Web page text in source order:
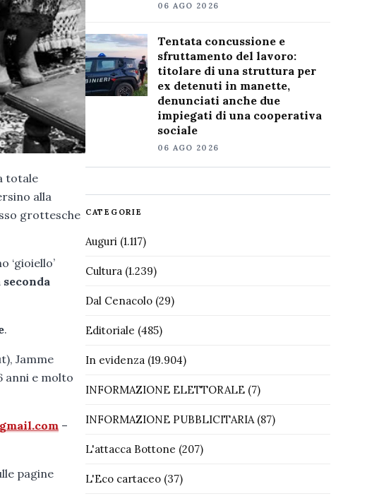
totale
alla
grottesche
‘gioiello’
.
Jamme
anni e molto
–
pagine
06 AGO 2026
Tentata concussione e
sfruttamento del lavoro:
titolare di una struttura per
ex detenuti in manette,
denunciati anche due
impiegati di una cooperativa
sociale
06 AGO 2026
CATEGORIE
Auguri(1.117)
Cultura(1.239)
Dal Cenacolo(29)
Editoriale (485)
In evidenza(19.904)
INFORMAZIONE ELETTORALE(7)
INFORMAZIONE PUBBLICITARIA(87)
L'attacca Bottone (207)
L'Eco cartaceo(37)